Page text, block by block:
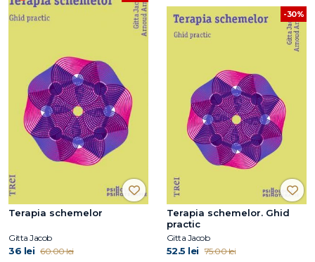
Terapia schemelor
Gitta Jacob
36 lei 60.00 lei
-30%
Terapia schemelor. Ghid
practic
Gitta Jacob
52.5 lei 75.00 lei